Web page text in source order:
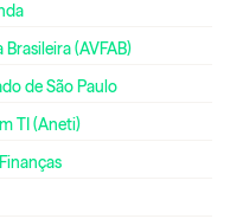
(AVFAB)
de São Paulo
TI (Aneti)